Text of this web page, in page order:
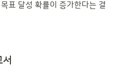
표 달성 확률이 증가한다는 결